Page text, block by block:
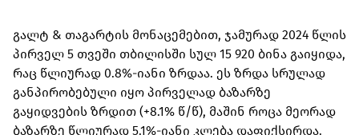
გალტ & თაგარტის მონაცემებით, ჯამურად 2024 წლის
პირველ 5 თვეში თბილისში სულ 15 920 ბინა გაიყიდა,
რაც წლიურად 0.8%-იანი ზრდაა. ეს ზრდა სრულად
განპირობებული იყო პირველად ბაზარზე
გაყიდვების ზრდით (+8.1% წ/წ), მაშინ როცა მეორად
ბაზარზე წლიურად 5.1%-იანი კლება დაფიქსირდა.